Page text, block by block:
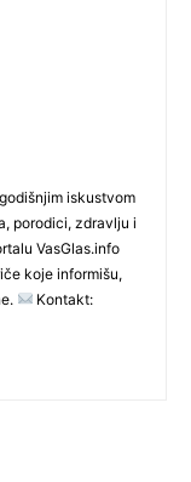
iskustvom
porodici, zdravlju i
VasGlas.info
koje informišu,
Kontakt: